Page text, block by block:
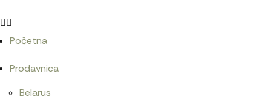
Početna
Prodavnica
Belarus